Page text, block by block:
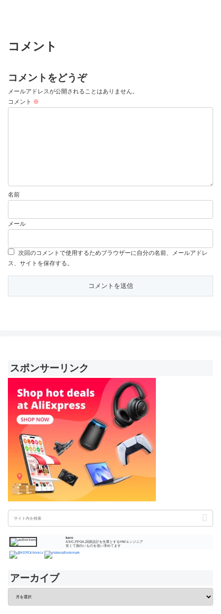
コメント
コメントをどうぞ
メールアドレスが公開されることはありません。
コメント ※
名前
メール
次回のコメントで使用するためブラウザーに自分の名前、メールアドレ
ス、サイトを保存する。
スポンサーリンク
kero
ASIC,FPGA,回路設計を生業とするHWエンジニア
安くて面白いものを追い求めてます
アーカイブ